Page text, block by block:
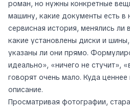
роман, но нужны конкретные
машину, какие документы есть в
сервисная история, менялись ли
какие установлены диски и
указаны ли они прямо.
идеально», «ничего не стучит»,
говорят очень мало. Куда
описание.
Просматривая фотографии,